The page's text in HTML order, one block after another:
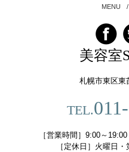
MENU /
美容室
札幌市東区東
TEL.
［営業時間］9:00～
［定休日］火曜日